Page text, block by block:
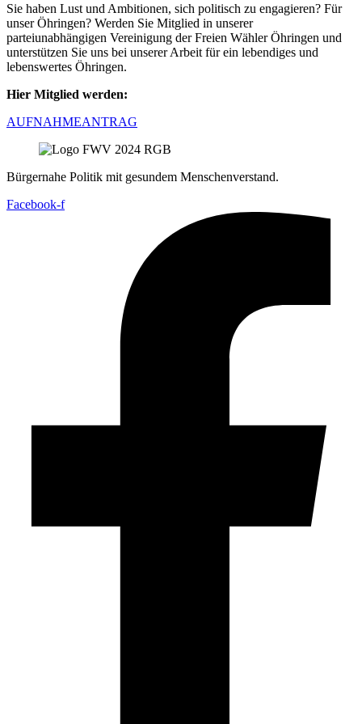
Sie haben Lust und Ambitionen, sich politisch zu engagieren? Für
unser Öhringen? Werden Sie Mitglied in unserer
parteiunabhängigen Vereinigung der Freien Wähler Öhringen und
unterstützen Sie uns bei unserer Arbeit für ein lebendiges und
lebenswertes Öhringen.
Hier Mitglied werden:
AUFNAHMEANTRAG
Bürgernahe Politik mit gesundem Menschenverstand.
Facebook-f